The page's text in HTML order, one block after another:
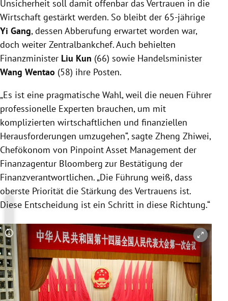
Unsicherheit soll damit offenbar das Vertrauen in die
Wirtschaft gestärkt werden. So bleibt der 65-jährige
Yi Gang, dessen Abberufung erwartet worden war,
doch weiter Zentralbankchef. Auch behielten
Finanzminister Liu Kun (66) sowie Handelsminister
Wang Wentao (58) ihre Posten.
„Es ist eine pragmatische Wahl, weil die neuen Führer
professionelle Experten brauchen, um mit
komplizierten wirtschaftlichen und finanziellen
Herausforderungen umzugehen“, sagte Zheng Zhiwei,
Chefökonom von Pinpoint Asset Management der
Finanzagentur Bloomberg zur Bestätigung der
Finanzverantwortlichen. „Die Führung weiß, dass
oberste Priorität die Stärkung des Vertrauens ist.
Diese Entscheidung ist ein Schritt in diese Richtung.“
Copyright-Hinweis öffnen/schließen